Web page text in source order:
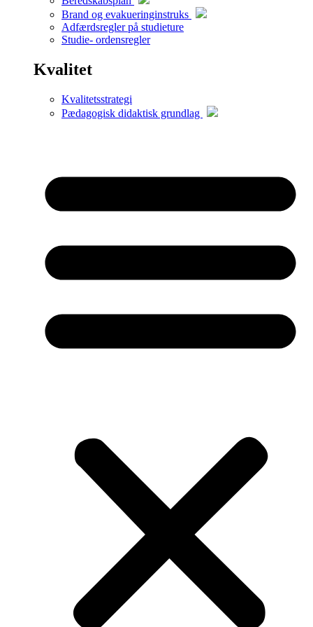
Brand og evakueringinstruks
Adfærdsregler på studieture
Studie- ordensregler
Kvalitet
Kvalitetsstrategi
Pædagogisk didaktisk grundlag